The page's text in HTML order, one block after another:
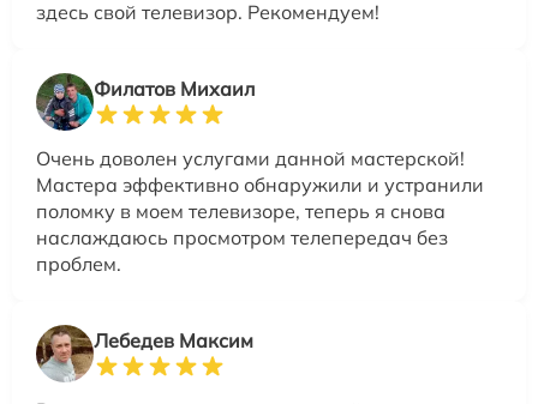
здесь свой телевизор. Рекомендуем!
Филатов Михаил
Очень доволен услугами данной мастерской!
Мастера эффективно обнаружили и устранили
поломку в моем телевизоре, теперь я снова
наслаждаюсь просмотром телепередач без
проблем.
Лебедев Максим